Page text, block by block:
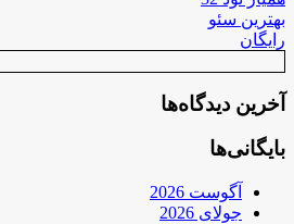
بهترین سئو
رایگان
آخرین دیدگاه‌ها
بایگانی‌ها
آگوست 2026
جولای 2026